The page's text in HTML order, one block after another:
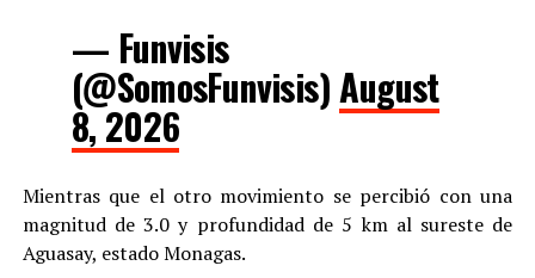
— Funvisis
(@SomosFunvisis) August
8, 2026
Mientras que el otro movimiento se percibió con una
magnitud de 3.0 y profundidad de 5 km al sureste de
Aguasay, estado Monagas.